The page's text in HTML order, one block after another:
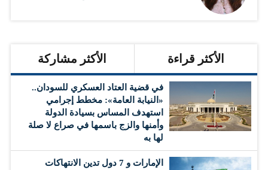
الأكثر قراءة الأكثر مشاركة
في قضية العتاد العسكري للسودان..
«النيابة العامة»: مخطط إجرامي
استهدف المساس بسيادة الدولة
وأمنها والزج باسمها في صراع لا صلة
لها به
الإمارات و 7 دول تدين الانتهاكات